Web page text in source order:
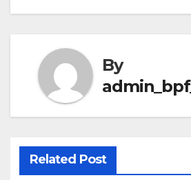
By
Related Post